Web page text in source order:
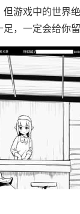
但游戏中的世界
，一定会给你留